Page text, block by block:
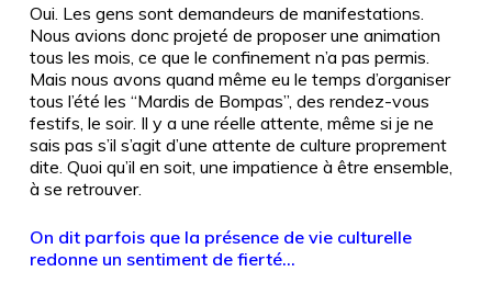
Oui. Les gens sont demandeurs de manifestations.
Nous avions donc projeté de proposer une animation
tous les mois, ce que le confinement n’a pas permis.
Mais nous avons quand même eu le temps d’organiser
tous l’été les “Mardis de Bompas”, des rendez-vous
festifs, le soir. Il y a une réelle attente, même si je ne
sais pas s’il s’agit d’une attente de culture proprement
dite. Quoi qu’il en soit, une impatience à être ensemble,
à se retrouver.
On dit parfois que la présence de vie culturelle
redonne un sentiment de fierté…